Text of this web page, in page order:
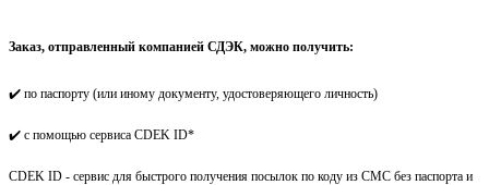
Заказ, отправленный компанией СДЭК, можно получить:
✔️ по паспорту (или иному документу, удостоверяющего личность)
✔️ с помощью сервиса CDEK ID*
CDEK ID - сервис для быстрого получения посылок по коду из СМС без паспорта и